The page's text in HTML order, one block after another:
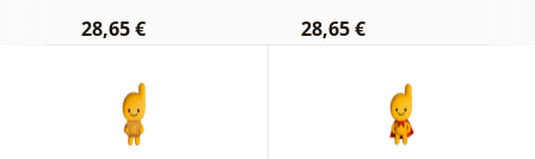
28,65 € 28,65 €